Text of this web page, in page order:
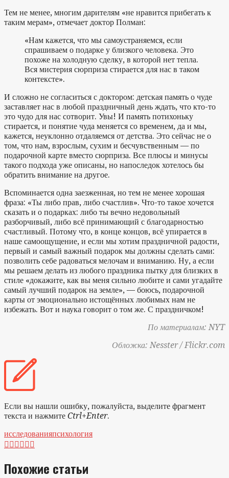
Тем не менее, многим дарителям «не нравится прибегать к
таким мерам», отмечает доктор Полман:
«Нам кажется, что мы самоустраняемся, если
спрашиваем о подарке у близкого человека. Это
похоже на холодную сделку, в которой нет тепла.
Вся мистерия сюрприза стирается для нас в таком
контексте».
И сложно не согласиться с доктором: детская память о чуде
заставляет нас в любой праздничный день ждать, что кто-то
это чудо для нас сотворит. Увы! И память потихоньку
стирается, и понятие чуда меняется со временем, да и мы,
кажется, неуклонно отдаляемся от детства. Это сейчас не о
том, что нам, взрослым, сухим и бесчувственным — по
подарочной карте вместо сюрприза. Все плюсы и минусы
такого подхода уже описаны, но напоследок хотелось бы
обратить внимание на другое.
Вспоминается одна заезженная, но тем не менее хорошая
фраза: «Ты либо прав, либо счастлив». Что-то такое хочется
сказать и о подарках: либо ты вечно недовольный
разборчивый, либо всё принимающий с благодарностью
счастливый. Потому что, в конце концов, всё упирается в
наше самоощущение, и если мы хотим праздничной радости,
первый и самый важный подарок мы должны сделать сами:
позволить себе радоваться мелочам и вниманию. Ну, а если
мы решаем делать из любого праздника пытку для близких в
стиле «докажите, как вы меня сильно любите и сами угадайте
самый лучший подарок на земле», — боюсь, подарочной
карты от эмоционально истощённых любимых нам не
избежать. Вот и наука говорит о том же. С праздничком!
По материалам: NYT
Обложка: Nesster / Flickr.com
Если вы нашли ошибку, пожалуйста, выделите фрагмент
текста и нажмите Ctrl+Enter.
исследованияпсихология

Похожие статьи